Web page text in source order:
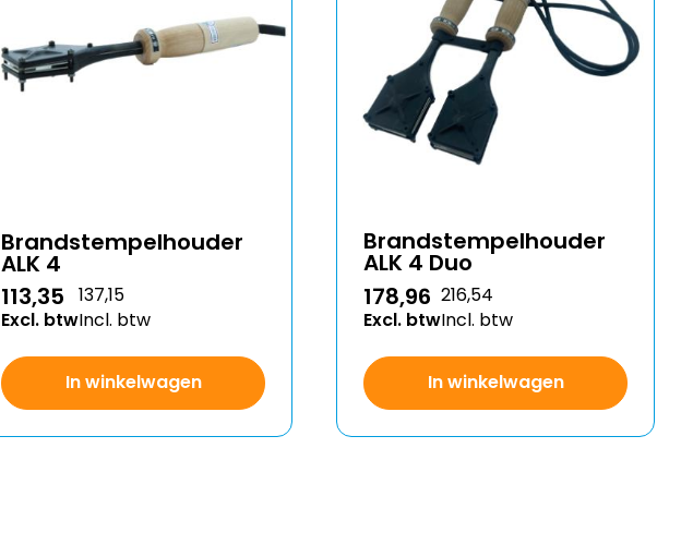
Brandstempelhouder
ALK 4
113,35
Excl. btw
137,15
Incl. btw
In winkelwagen
Brandstempelhouder
ALK 4 Duo
178,96
Excl. btw
216,54
Incl. btw
In winkelwagen